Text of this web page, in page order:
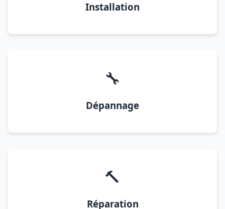
Installation
🔧
Dépannage
🔨
Réparation